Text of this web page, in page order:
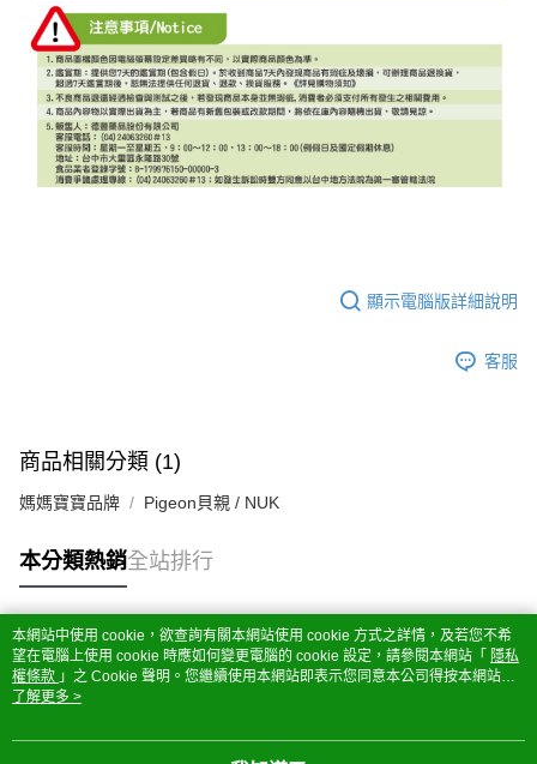
顯示電腦版詳細說明
客服
商品相關分類 (1)
媽媽寶寶品牌 Pigeon貝親 / NUK
本分類熱銷全站排行
熱門標籤
本網站中使用 cookie，欲查詢有關本網站使用 cookie 方式之詳情，及若您不希
望在電腦上使用 cookie 時應如何變更電腦的 cookie 設定，請參閱本網站「 隱私
權條款 」之 Cookie 聲明。您繼續使用本網站即表示您同意本公司得按本網站使
用條款之 Cookie 聲明使用 cookie。
了解更多 >